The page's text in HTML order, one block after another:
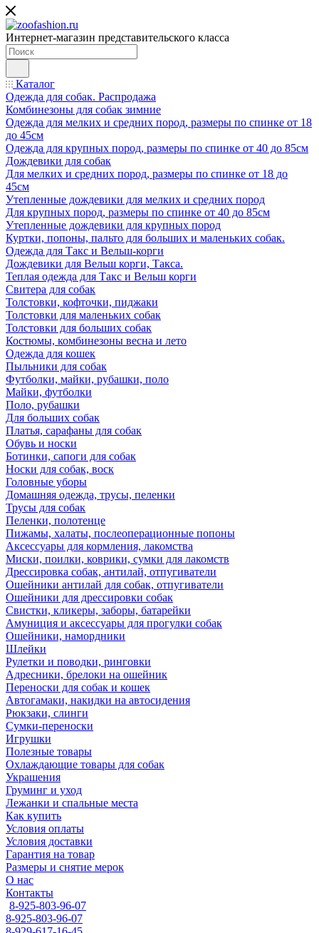
Интернет-магазин представительского класса
Каталог
Одежда для собак. Распродажа
Комбинезоны для собак зимние
Одежда для мелких и средних пород, размеры по спинке от 18
до 45см
Одежда для крупных пород, размеры по спинке от 40 до 85см
Дождевики для собак
Для мелких и средних пород, размеры по спинке от 18 до
45см
Утепленные дождевики для мелких и средних пород
Для крупных пород, размеры по спинке от 40 до 85см
Утепленные дождевики для крупных пород
Куртки, попоны, пальто для больших и маленьких собак.
Одежда для Такс и Вельш-корги
Дождевики для Вельш корги, Такса.
Теплая одежда для Такс и Вельш корги
Свитера для собак
Толстовки, кофточки, пиджаки
Толстовки для маленьких собак
Толстовки для больших собак
Костюмы, комбинезоны весна и лето
Одежда для кошек
Пыльники для собак
Футболки, майки, рубашки, поло
Майки, футболки
Поло, рубашки
Для больших собак
Платья, сарафаны для собак
Обувь и носки
Ботинки, сапоги для собак
Носки для собак, воск
Головные уборы
Домашняя одежда, трусы, пеленки
Трусы для собак
Пеленки, полотенце
Пижамы, халаты, послеоперационные попоны
Аксессуары для кормления, лакомства
Миски, поилки, коврики, сумки для лакомств
Дрессировка собак, антилай, отпугиватели
Ошейники антилай для собак, отпугиватели
Ошейники для дрессировки собак
Свистки, кликеры, заборы, батарейки
Амуниция и аксессуары для прогулки собак
Ошейники, намордники
Шлейки
Рулетки и поводки, ринговки
Адресники, брелоки на ошейник
Переноски для собак и кошек
Автогамаки, накидки на автосидения
Рюкзаки, слинги
Сумки-переноски
Игрушки
Полезные товары
Охлаждающие товары для собак
Украшения
Груминг и уход
Лежанки и спальные места
Как купить
Условия оплаты
Условия доставки
Гарантия на товар
Размеры и снятие мерок
О нас
Контакты
8-925-803-96-07
8-925-803-96-07